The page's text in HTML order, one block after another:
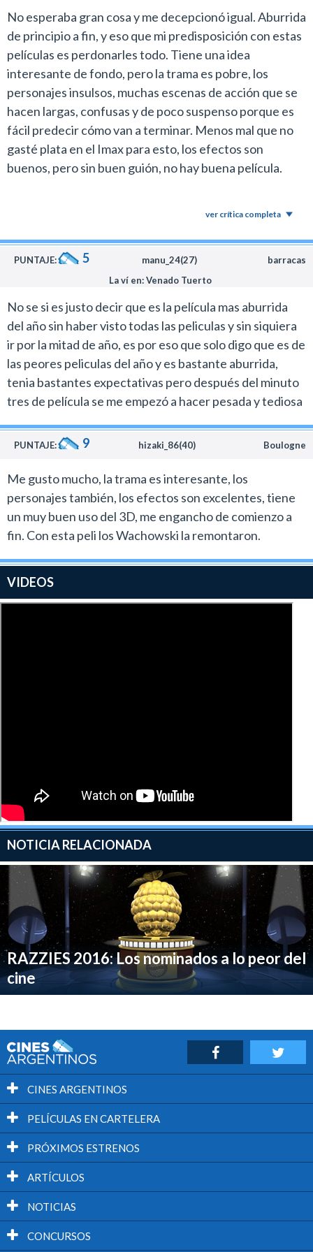
el crédito a los Wachowski que por lo menos
concibieron un relato original que no es una remake ni
adapta ningún cómic o novela juvenil best seller.
Insisto en este punto, no es una película que
revolucione el género ni mucho menos, pero brinda dos
horas de puro entretenimiento con un film
impecablemente realizado, que además es ideal para
disfrutar en el cine.
No esperaba gran cosa y me decepcionó igual. Aburrida
de principio a fin, y eso que mi predisposición con estas
películas es perdonarles todo. Tiene una idea
interesante de fondo, pero la trama es pobre, los
personajes insulsos, muchas escenas de acción que se
hacen largas, confusas y de poco suspenso porque es
fácil predecir cómo van a terminar. Menos mal que no
gasté plata en el Imax para esto, los efectos son
buenos, pero sin buen guión, no hay buena película.
ver crítica completa
PUNTAJE: 5 manu_24(27)
barracas
La ví en: Venado Tuerto
No se si es justo decir que es la película mas aburrida
del año sin haber visto todas las peliculas y sin siquiera
ir por la mitad de año, es por eso que solo digo que es de
las peores peliculas del año y es bastante aburrida,
tenia bastantes expectativas pero después del minuto
tres de película se me empezó a hacer pesada y tediosa
PUNTAJE: 9 hizaki_86(40) Boulogne
Me gusto mucho, la trama es interesante, los
personajes también, los efectos son excelentes, tiene
un muy buen uso del 3D, me engancho de comienzo a
fin. Con esta peli los Wachowski la remontaron.
VIDEOS
NOTICIA RELACIONADA
RAZZIES 2016: Los nominados a lo peor del
cine
CINES ARGENTINOS
PELÍCULAS EN CARTELERA
PRÓXIMOS ESTRENOS
ARTÍCULOS
NOTICIAS
CONCURSOS